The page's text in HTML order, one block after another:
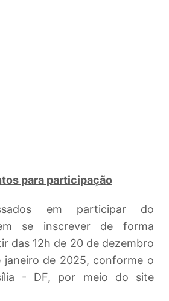
para participação
em participar do
se inscrever de forma
das 12h de 20 de dezembro
janeiro de 2025, conforme o
- DF, por meio do site